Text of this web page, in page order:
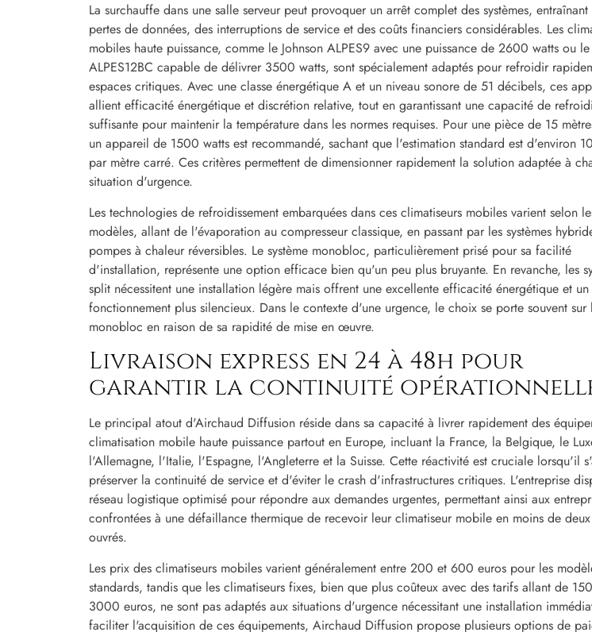
La surchauffe dans une salle serveur peut provoquer un arrêt complet des systèmes, entraînant
pertes de données, des interruptions de service et des coûts financiers considérables. Les
mobiles haute puissance, comme le Johnson ALPES9 avec une puissance de 2600 watts ou le
ALPES12BC capable de délivrer 3500 watts, sont spécialement adaptés pour refroidir
espaces critiques. Avec une classe énergétique A et un niveau sonore de 51 décibels, ces
allient efficacité énergétique et discrétion relative, tout en garantissant une capacité de
suffisante pour maintenir la température dans les normes requises. Pour une pièce de 15
un appareil de 1500 watts est recommandé, sachant que l'estimation standard est d'environ
par mètre carré. Ces critères permettent de dimensionner rapidement la solution adaptée à
situation d'urgence.
Les technologies de refroidissement embarquées dans ces climatiseurs mobiles varient selon
modèles, allant de l'évaporation au compresseur classique, en passant par les systèmes
pompes à chaleur réversibles. Le système monobloc, particulièrement prisé pour sa facilité
d'installation, représente une option efficace bien qu'un peu plus bruyante. En revanche, les
split nécessitent une installation légère mais offrent une excellente efficacité énergétique et un
fonctionnement plus silencieux. Dans le contexte d'une urgence, le choix se porte souvent sur
monobloc en raison de sa rapidité de mise en œuvre.
Livraison express en 24 à 48h pour
garantir la continuité
Le principal atout d'Airchaud Diffusion réside dans sa capacité à livrer rapidement des
climatisation mobile haute puissance partout en Europe, incluant la France, la Belgique, le
l'Allemagne, l'Italie, l'Espagne, l'Angleterre et la Suisse. Cette réactivité est cruciale lorsqu'il
préserver la continuité de service et d'éviter le crash d'infrastructures critiques. L'entreprise
réseau logistique optimisé pour répondre aux demandes urgentes, permettant ainsi aux
confrontées à une défaillance thermique de recevoir leur climatiseur mobile en moins de
ouvrés.
Les prix des climatiseurs mobiles varient généralement entre 200 et 600 euros pour les
standards, tandis que les climatiseurs fixes, bien que plus coûteux avec des tarifs allant de
3000 euros, ne sont pas adaptés aux situations d'urgence nécessitant une installation
faciliter l'acquisition de ces équipements, Airchaud Diffusion propose plusieurs options de